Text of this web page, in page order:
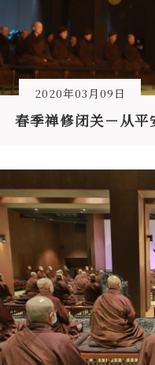
2020年03月09日
春季禅修闭关－从